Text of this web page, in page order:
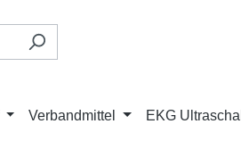
Verbandmittel EKG Ultraschall